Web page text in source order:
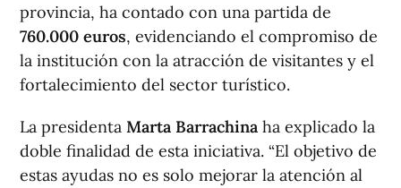
provincia, ha contado con una partida de
760.000 euros, evidenciando el compromiso de
la institución con la atracción de visitantes y el
fortalecimiento del sector turístico.
La presidenta Marta Barrachina ha explicado la
doble finalidad de esta iniciativa. “El objetivo de
estas ayudas no es solo mejorar la atención al